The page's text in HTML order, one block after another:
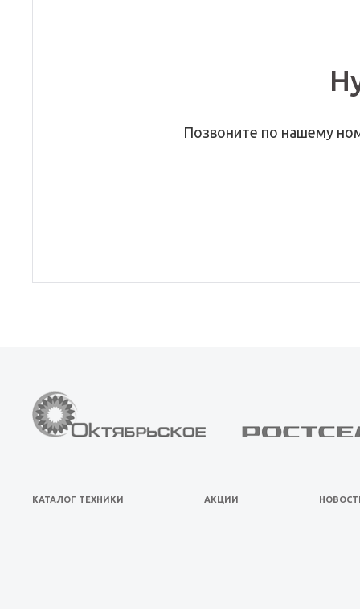
Позвоните по нашему
КАТАЛОГ ТЕХНИКИ АКЦИИ